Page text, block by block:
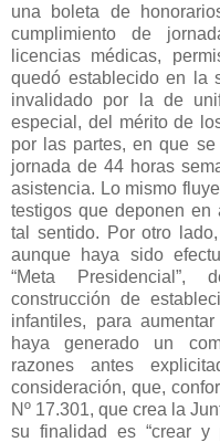
una boleta de
cumplimiento de
licencias médicas,
quedó establecido en la
invalidado por la de
especial, del mérito de
por las partes, en que
jornada de 44 horas
asistencia. Lo mismo
testigos que deponen en
tal sentido. Por otro
aunque haya sido
“Meta Presidencial”,
construcción de
infantiles, para
haya generado un
razones antes
consideración, que,
Nº 17.301, que crea la
su finalidad es “crear y